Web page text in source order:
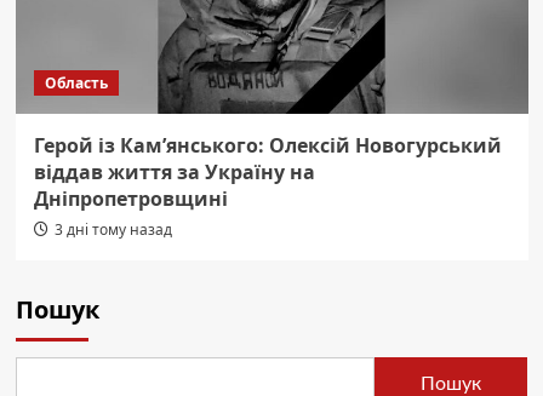
Область
Герой із Кам’янського: Олексій Новогурський
віддав життя за Україну на
Дніпропетровщині
3 дні тому назад
Пошук
Пошук